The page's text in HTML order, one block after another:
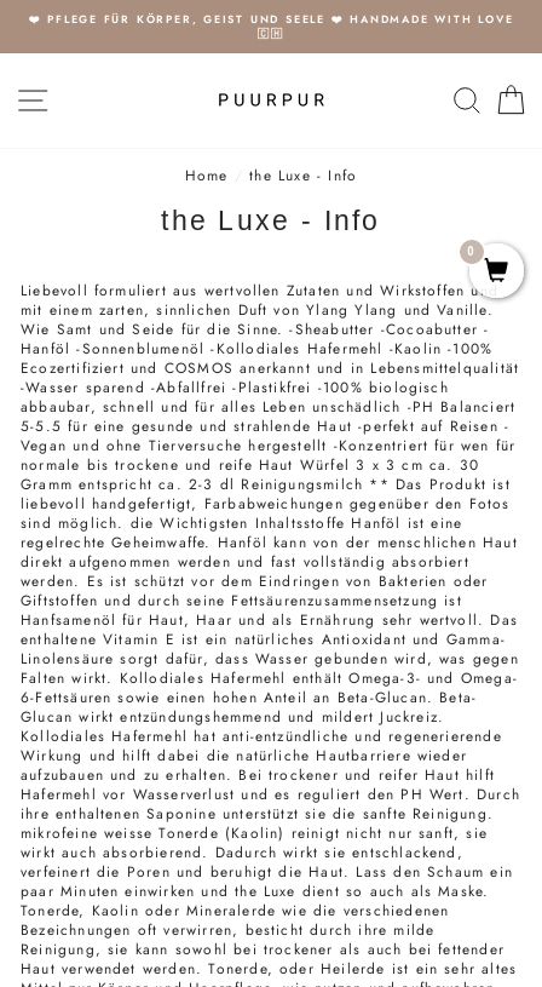
❤️ PFLEGE FÜR KÖRPER, GEIST UND SEELE ❤️ HANDMADE WITH LOVE
🇨🇭
SEITENNAVIGATION
Home / the Luxe - Info
the Luxe - Info
Liebevoll formuliert aus wertvollen Zutaten und Wirkstoffen und
mit einem zarten, sinnlichen Duft von Ylang Ylang und Vanille.
Wie Samt und Seide für die Sinne. -Sheabutter -Cocoabutter -
Hanföl -Sonnenblumenöl -Kollodiales Hafermehl -Kaolin -100%
Ecozertifiziert und COSMOS anerkannt und in Lebensmittelqualität
-Wasser sparend -Abfallfrei -Plastikfrei -100% biologisch
abbaubar, schnell und für alles Leben unschädlich -PH Balanciert
5-5.5 für eine gesunde und strahlende Haut -perfekt auf Reisen -
Vegan und ohne Tierversuche hergestellt -Konzentriert für wen für
normale bis trockene und reife Haut Würfel 3 x 3 cm ca. 30
Gramm entspricht ca. 2-3 dl Reinigungsmilch ** Das Produkt ist
liebevoll handgefertigt, Farbabweichungen gegenüber den Fotos
sind möglich. die Wichtigsten Inhaltsstoffe Hanföl ist eine
regelrechte Geheimwaffe. Hanföl kann von der menschlichen Haut
direkt aufgenommen werden und fast vollständig absorbiert
werden. Es ist schützt vor dem Eindringen von Bakterien oder
Giftstoffen und durch seine Fettsäurenzusammensetzung ist
Hanfsamenöl für Haut, Haar und als Ernährung sehr wertvoll. Das
enthaltene Vitamin E ist ein natürliches Antioxidant und Gamma-
Linolensäure sorgt dafür, dass Wasser gebunden wird, was gegen
Falten wirkt. Kollodiales Hafermehl enthält Omega-3- und Omega-
6-Fettsäuren sowie einen hohen Anteil an Beta-Glucan. Beta-
Glucan wirkt entzündungshemmend und mildert Juckreiz.
Kollodiales Hafermehl hat anti-entzündliche und regenerierende
Wirkung und hilft dabei die natürliche Hautbarriere wieder
aufzubauen und zu erhalten. Bei trockener und reifer Haut hilft
Hafermehl vor Wasserverlust und es reguliert den PH Wert. Durch
ihre enthaltenen Saponine unterstützt sie die sanfte Reinigung.
mikrofeine weisse Tonerde (Kaolin) reinigt nicht nur sanft, sie
wirkt auch absorbierend. Dadurch wirkt sie entschlackend,
verfeinert die Poren und beruhigt die Haut. Lass den Schaum ein
paar Minuten einwirken und the Luxe dient so auch als Maske.
Tonerde, Kaolin oder Mineralerde wie die verschiedenen
Bezeichnungen oft verwirren, besticht durch ihre milde
Reinigung, sie kann sowohl bei trockener als auch bei fettender
Haut verwendet werden. Tonerde, oder Heilerde ist ein sehr altes
0